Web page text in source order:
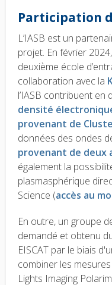
Participation
L’IASB est un
projet. En février
deuxième école
collaboration avec la
l’IASB contribuent
densité
provenant de
données des ondes
provenant de deux
également la
plasmasphérique
Science (accès au
En outre, un groupe
demandé et obtenu
EISCAT par le biais
combiner les
Lights Imaging